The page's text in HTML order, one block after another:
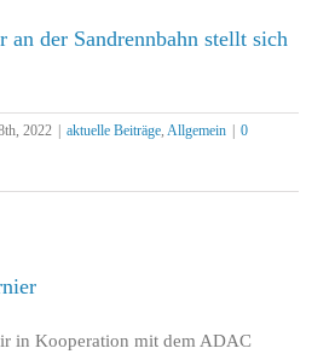
an der Sandrennbahn stellt sich
2022 | aktuelle Beiträge Allgemein | 0
in Kooperation mit dem ADAC